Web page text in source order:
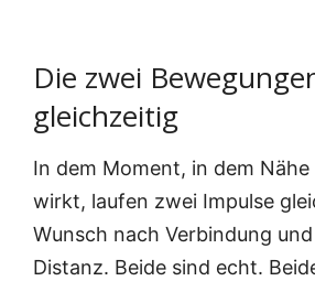
Die zwei
gleichzeitig
In dem Moment, in dem
wirkt, lau­fen zwei Impul­se
Wunsch nach Ver­bin­dung
Distanz. Bei­de sind echt.